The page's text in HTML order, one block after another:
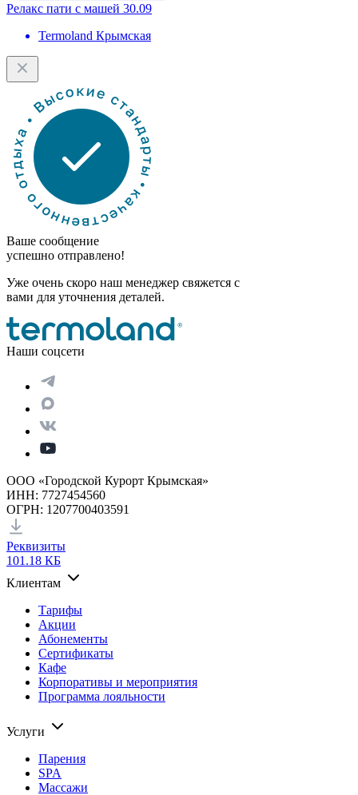
Релакс пати с машей 30.09
Termoland Крымская
Ваше сообщение
успешно отправлено!
Уже очень скоро наш менеджер свяжется с
вами для уточнения деталей.
Наши соцсети
ООО «Городской Курорт Крымская»
ИНН: 7727454560
ОГРН: 1207700403591
Реквизиты
101.18 КБ
Клиентам
Тарифы
Акции
Абонементы
Сертификаты
Кафе
Корпоративы и мероприятия
Программа лояльности
Услуги
Парения
SPA
Массажи